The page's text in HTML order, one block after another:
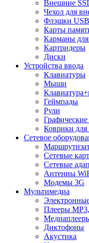
Внешние
Чехол для
Флэшки USB
Карты
Карманы
Картридеры
Диски
Устройства ввода
Клавиатуры
Мыши
Геймпады
Рули
Коврики
Сетевое
Сетевые
Сетевые
Антенны
Модемы 3G
Мультимедиа
Плееры
Диктофоны
Акустика